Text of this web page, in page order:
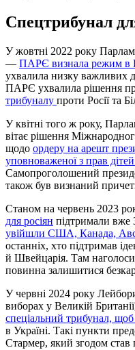
Спецтрибунал
У жовтні 2022 року
— ПАРЄ визнала режим в
ухвалила низку важливих
ПАРЄ ухвалила рішення
трибуналу проти Росії та
У квітні того ж року,
вітає рішення
щодо ордеру на арешт
уповноваженої з прав
Самопроголошений
також був визнаний
Станом на червень 2023
для росіян підтримали вже
увійшли США, Канада,
останніх, хто підтримав
й Швейцарія. Там
повинна залишитися
У червні 2024 року
виборах у Великій
спеціальний трибунал,
в Україні. Такі пункти
Стармер, який згодом став